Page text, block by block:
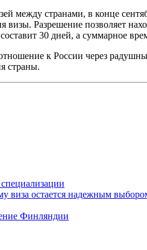
между странами, в конце
визы. Разрешение позволяет
30 дней, а суммарное
к России через
страны.
виза остается надежным
Финляндии